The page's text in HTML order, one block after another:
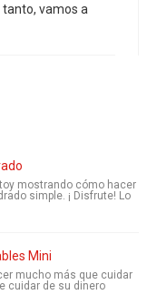
vamos a
mostrando cómo hacer
simple. ¡ Disfrute! Lo
Mini
mucho más que cuidar
cuidar de su dinero